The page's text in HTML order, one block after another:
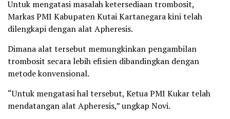
Untuk mengatasi masalah ketersediaan trombosit,
Markas PMI Kabupaten Kutai Kartanegara kini telah
dilengkapi dengan alat Apheresis.
Dimana alat tersebut memungkinkan pengambilan
trombosit secara lebih efisien dibandingkan dengan
metode konvensional.
“Untuk mengatasi hal tersebut, Ketua PMI Kukar telah
mendatangan alat Apheresis,” ungkap Novi.